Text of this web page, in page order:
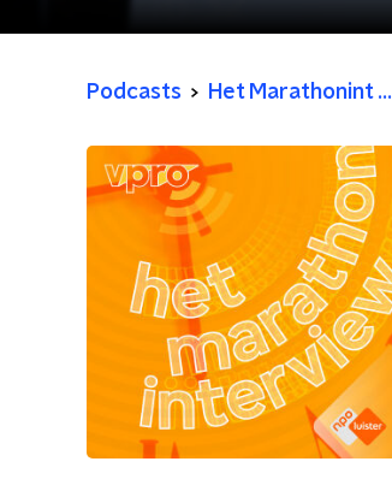
Podcasts Het Marathonint ...